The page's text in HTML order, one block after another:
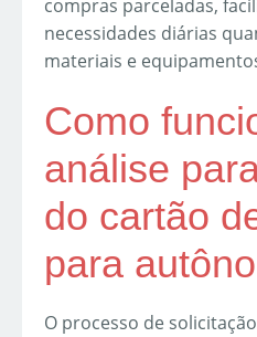
compras parceladas,
necessidades diárias
materiais e
Como
análise
do cartão
para
O processo de